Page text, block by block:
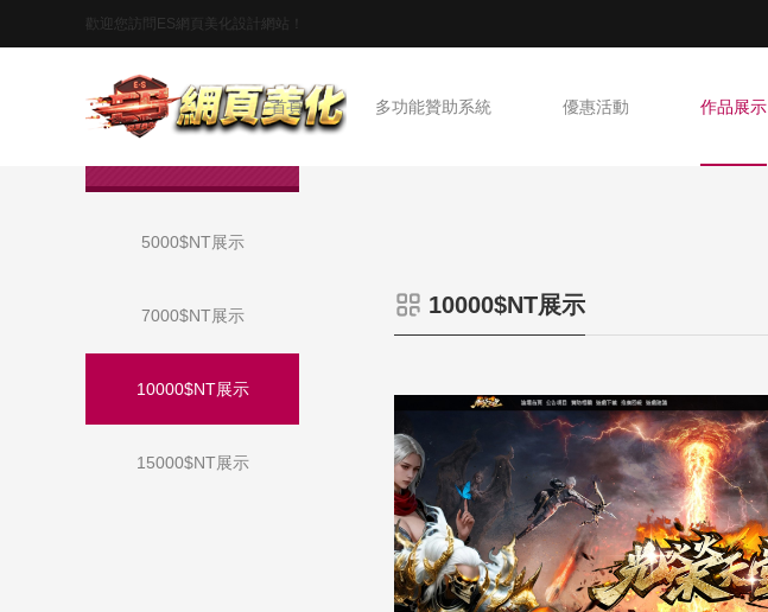
歡迎您訪問ES網頁美化設計網站！
首頁 多功能贊助系統 優惠活動 作品展示
5000$NT展示
7000$NT展示
10000$NT展示
15000$NT展示
10000$NT展示